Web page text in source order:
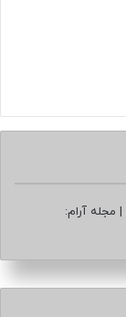
| مجله آرام: